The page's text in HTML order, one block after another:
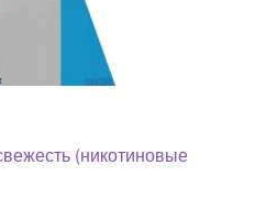
(никотиновые